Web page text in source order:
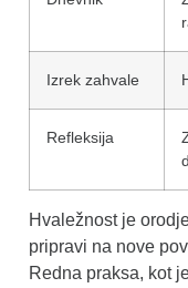
Izrek zahvale
Refleksija
Hvaležnost je
pripravi na nove
Redna praksa, kot